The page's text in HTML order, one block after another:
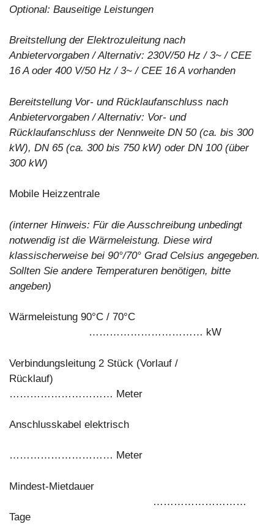
Optional: Bauseitige Leistungen
Breitstellung der Elektrozuleitung nach
Anbietervorgaben / Alternativ: 230V/50 Hz / 3~ / CEE
16 A oder 400 V/50 Hz / 3~ / CEE 16 A vorhanden
Bereitstellung Vor- und Rücklaufanschluss nach
Anbietervorgaben / Alternativ: Vor- und
Rücklaufanschluss der Nennweite DN 50 (ca. bis 300
kW), DN 65 (ca. 300 bis 750 kW) oder DN 100 (über
300 kW)
Mobile Heizzentrale
(interner Hinweis: Für die Ausschreibung unbedingt
notwendig ist die Wärmeleistung. Diese wird
klassischerweise bei 90°/70° Grad Celsius angegeben.
Sollten Sie andere Temperaturen benötigen, bitte
angeben)
Wärmeleistung 90°C / 70°C
…………………………… kW
Verbindungsleitung 2 Stück (Vorlauf /
Rücklauf)
………………………… Meter
Anschlusskabel elektrisch
………………………… Meter
Mindest-Mietdauer
………………………
Tage